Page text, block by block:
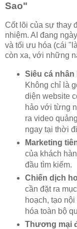
Sao"
Cốt lõi của sự thay
nhiệm. AI đang
và tối ưu hóa (cái
còn xa, với những
Siêu cá nhân
Không chỉ là
diện website
hảo với từng
ra video
ngay tại thời
Marketing
của khách
đầu tìm kiếm.
Chiến dịch
cần đặt ra
hoạch, tạo
hóa toàn bộ
Thương mại